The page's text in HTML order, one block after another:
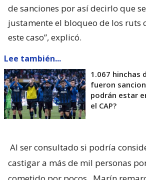
de sanciones por así decirlo que
justamente el bloqueo de los ruts
este caso”, explicó.
Lee también...
1.067 hinchas
fueron
podrán estar
el CAP?
Al ser consultado si podría
castigar a más de mil personas